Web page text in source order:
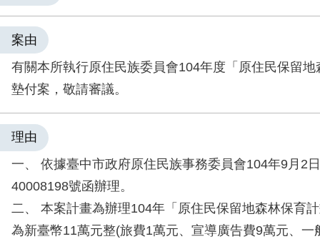
案由
有關本所執行原住民族委員會104年度「原住民保留
墊付案，敬請審議。
理由
一、 依據臺中市政府原住民族事務委員會104年9月2
40008198號函辦理。
二、 本案計畫為辦理104年「原住民保留地森林保育
為新臺幣11萬元整(旅費1萬元、宣導廣告費9萬元、一